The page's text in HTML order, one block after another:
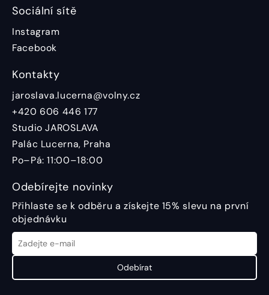
Sociální sítě
Instagram
Facebook
Kontakty
jaroslava.lucerna@volny.cz
+420 606 446 177
Studio JAROSLAVA
Palác Lucerna, Praha
Po–Pá: 11:00–18:00
Odebírejte novinky
Přihlaste se k odběru a získejte 15% slevu na první
objednávku
Odebírat